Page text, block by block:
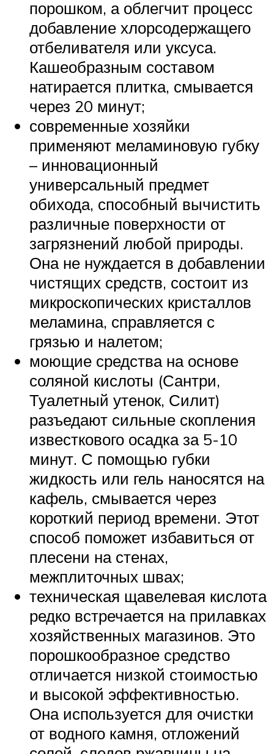
порошком, а облегчит процесс
добавление хлорсодержащего
отбеливателя или уксуса.
Кашеобразным составом
натирается плитка, смывается
через 20 минут;
современные хозяйки
применяют меламиновую губку
– инновационный
универсальный предмет
обихода, способный вычистить
различные поверхности от
загрязнений любой природы.
Она не нуждается в добавлении
чистящих средств, состоит из
микроскопических кристаллов
меламина, справляется с
грязью и налетом;
моющие средства на основе
соляной кислоты (Сантри,
Туалетный утенок, Силит)
разъедают сильные скопления
известкового осадка за 5-10
минут. С помощью губки
жидкость или гель наносятся на
кафель, смывается через
короткий период времени. Этот
способ поможет избавиться от
плесени на стенах,
межплиточных швах;
техническая щавелевая кислота
редко встречается на прилавках
хозяйственных магазинов. Это
порошкообразное средство
отличается низкой стоимостью
и высокой эффективностью.
Она используется для очистки
от водного камня, отложений